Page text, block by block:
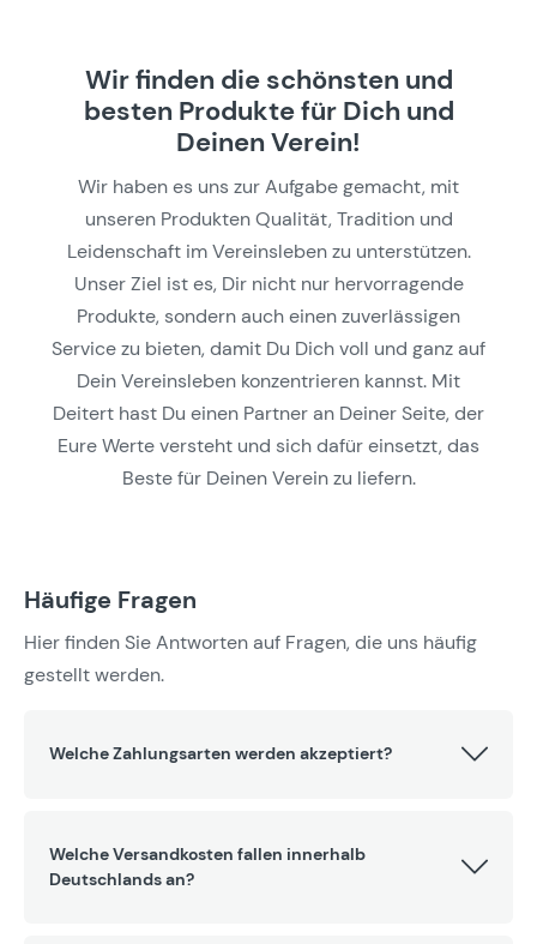
Wir finden die schönsten und
besten Produkte für Dich und
Deinen Verein!
Wir haben es uns zur Aufgabe gemacht, mit
unseren Produkten Qualität, Tradition und
Leidenschaft im Vereinsleben zu unterstützen.
Unser Ziel ist es, Dir nicht nur hervorragende
Produkte, sondern auch einen zuverlässigen
Service zu bieten, damit Du Dich voll und ganz auf
Dein Vereinsleben konzentrieren kannst. Mit
Deitert hast Du einen Partner an Deiner Seite, der
Eure Werte versteht und sich dafür einsetzt, das
Beste für Deinen Verein zu liefern.
Häufige Fragen
Hier finden Sie Antworten auf Fragen, die uns häufig
gestellt werden.
Welche Zahlungsarten werden akzeptiert?
Welche Versandkosten fallen innerhalb
Deutschlands an?